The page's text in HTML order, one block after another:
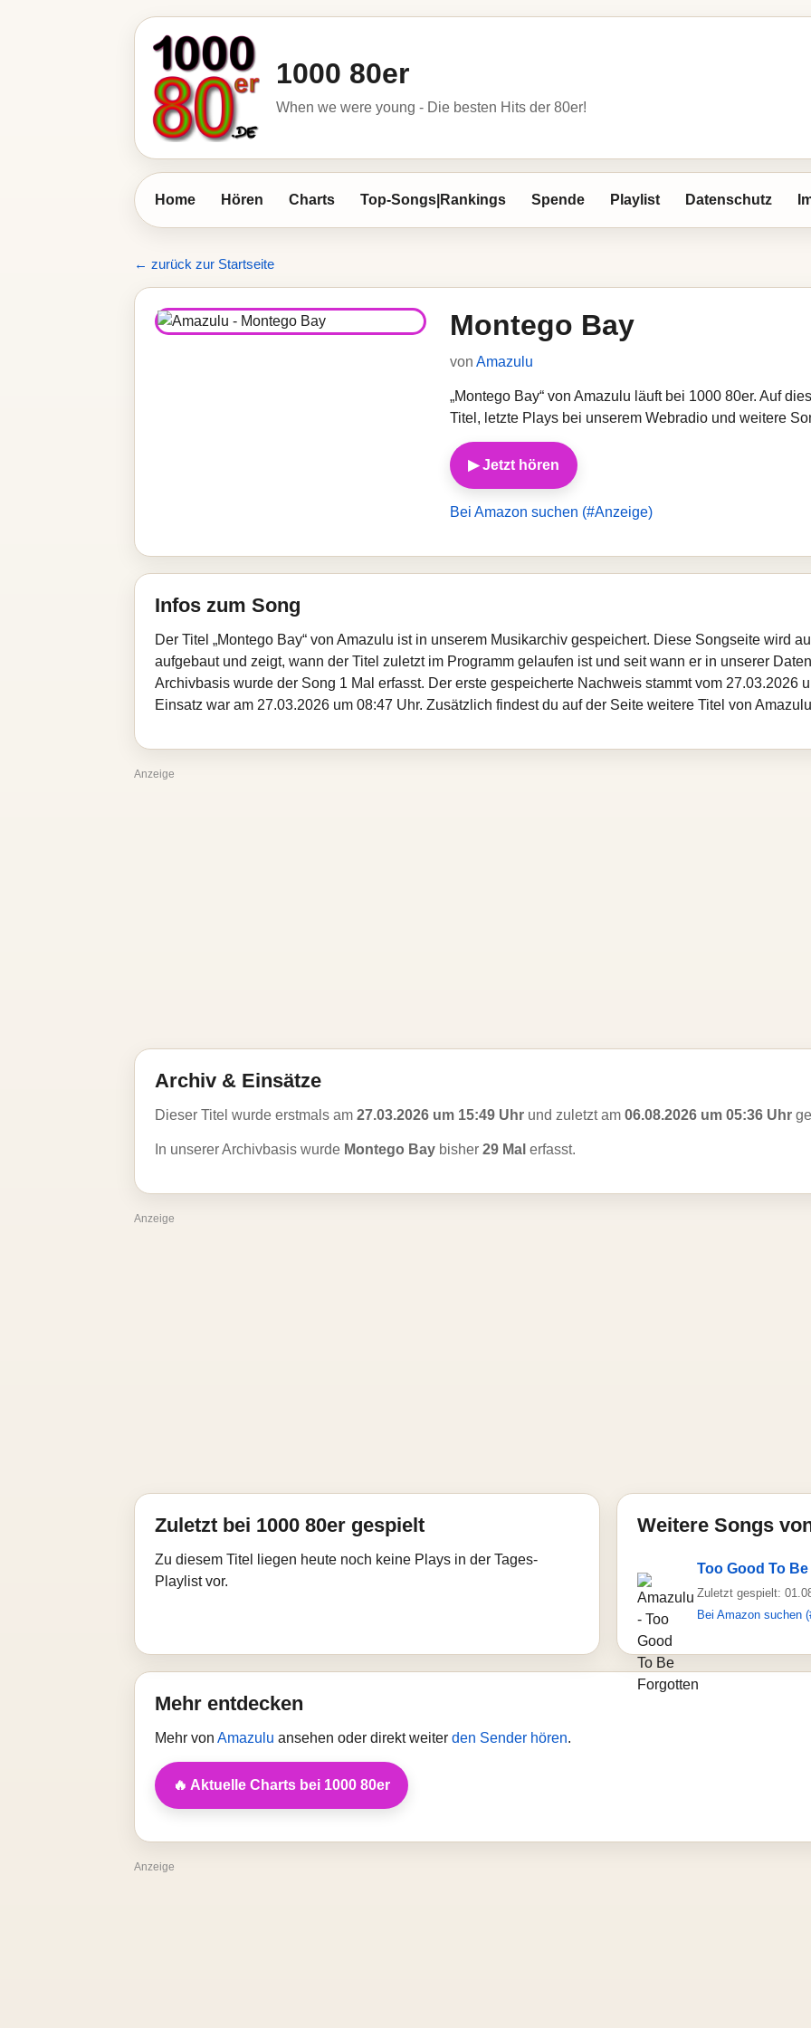
1000 80er
When we were young - Die besten Hits der 80er!
Home Hören Charts Top-Songs|Rankings Spende Playlist Datenschutz
← zurück zur Startseite
Montego Bay
von Amazulu
„Montego Bay“ von Amazulu läuft bei 1000 80er. Auf
Titel, letzte Plays bei unserem Webradio und weitere
▶ Jetzt hören
Bei Amazon suchen (#Anzeige)
Infos zum Song
Der Titel „Montego Bay“ von Amazulu ist in unserem Musikarchiv gespeichert. Diese Songseite wird
aufgebaut und zeigt, wann der Titel zuletzt im Programm gelaufen ist und seit wann er in unserer
Archivbasis wurde der Song 1 Mal erfasst. Der erste gespeicherte Nachweis stammt vom 27.03.2026
Einsatz war am 27.03.2026 um 08:47 Uhr. Zusätzlich findest du auf der Seite weitere Titel von
Anzeige
Archiv & Einsätze
Dieser Titel wurde erstmals am 27.03.2026 um 15:49 Uhr und zuletzt am 06.08.2026 um 05:36 Uhr
In unserer Archivbasis wurde Montego Bay bisher 29 Mal erfasst.
Anzeige
Zuletzt bei 1000 80er gespielt
Zu diesem Titel liegen heute noch keine Plays in der Tages-
Playlist vor.
Weitere Songs
Too Good To
Zuletzt gespielt:
Bei Amazon suchen
Mehr entdecken
Mehr von Amazulu ansehen oder direkt weiter den Sender hören.
🔥 Aktuelle Charts bei 1000 80er
Anzeige